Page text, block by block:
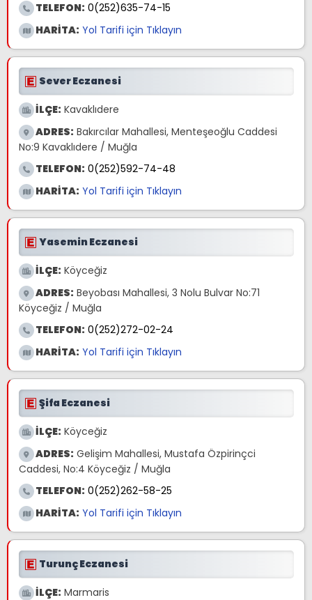
TELEFON: 0(252)635-74-15
HARİTA: Yol Tarifi için Tıklayın
Sever Eczanesi
İLÇE: Kavaklıdere
ADRES: Bakırcılar Mahallesi, Menteşeoğlu Caddesi
No:9 Kavaklıdere / Muğla
TELEFON: 0(252)592-74-48
HARİTA: Yol Tarifi için Tıklayın
Yasemin Eczanesi
İLÇE: Köyceğiz
ADRES: Beyobası Mahallesi, 3 Nolu Bulvar No:71
Köyceğiz / Muğla
TELEFON: 0(252)272-02-24
HARİTA: Yol Tarifi için Tıklayın
Şifa Eczanesi
İLÇE: Köyceğiz
ADRES: Gelişim Mahallesi, Mustafa Özpirinçci
Caddesi, No:4 Köyceğiz / Muğla
TELEFON: 0(252)262-58-25
HARİTA: Yol Tarifi için Tıklayın
Turunç Eczanesi
İLÇE: Marmaris